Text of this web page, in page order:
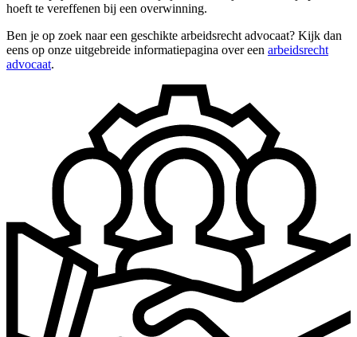
hoeft te vereffenen bij een overwinning.
Ben je op zoek naar een geschikte arbeidsrecht advocaat? Kijk dan
eens op onze uitgebreide informatiepagina over een arbeidsrecht
advocaat.